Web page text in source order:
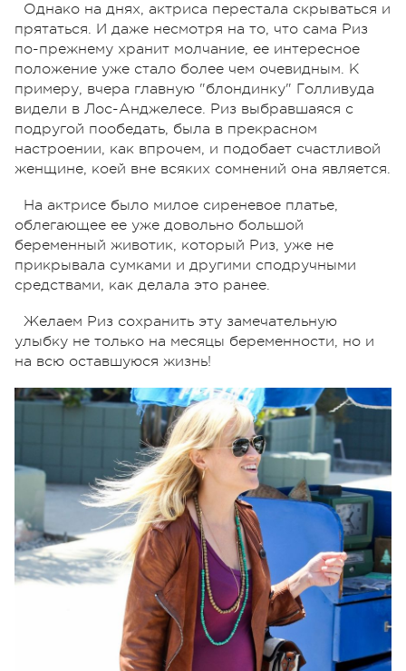
Однако на днях, актриса перестала скрываться и
прятаться. И даже несмотря на то, что сама Риз
по-прежнему хранит молчание, ее интересное
положение уже стало более чем очевидным. К
примеру, вчера главную "блондинку" Голливуда
видели в Лос-Анджелесе. Риз выбравшаяся с
подругой пообедать, была в прекрасном
настроении, как впрочем, и подобает счастливой
женщине, коей вне всяких сомнений она является.
На актрисе было милое сиреневое платье,
облегающее ее уже довольно большой
беременный животик, который Риз, уже не
прикрывала сумками и другими сподручными
средствами, как делала это ранее.
Желаем Риз сохранить эту замечательную
улыбку не только на месяцы беременности, но и
на всю оставшуюся жизнь!